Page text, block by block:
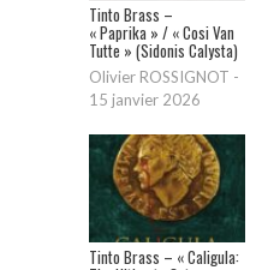
Tinto Brass –
« Paprika » / « Cosi Van
Tutte » (Sidonis Calysta)
Olivier ROSSIGNOT -
15 janvier 2026
Tinto Brass – « Caligula: